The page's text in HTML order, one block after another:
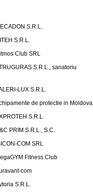
S.R.L.
S.R.L.
Club SRL
S.R.L., sanatoriu
LUX S.R.L.
de protectie in Moldova
S.R.L.
PRIM S.R.L., S.C.
COM SRL
Fitness Club
com
S.R.L.